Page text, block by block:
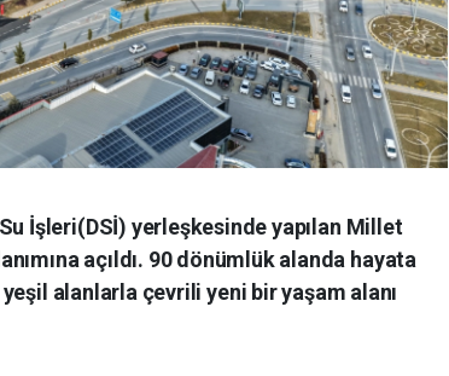
İşleri(DSİ) yerleşkesinde yapılan Millet
açıldı. 90 dönümlük alanda hayata
alanlarla çevrili yeni bir yaşam alanı